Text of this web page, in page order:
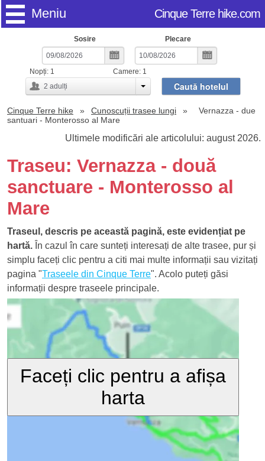
Meniu Cinque Terre hike.com
Sosire Plecare
2 adulți
Nopți: 1 Camere: 1
Caută hotelul
Cinque Terre hike Cunoscuții trasee lungi
Vernazza - due
santuari - Monterosso al Mare
Ultimele modificări ale articolului: august 2026.
Traseu: Vernazza - două
sanctuare - Monterosso al
Mare
Traseul, descris pe această pagină, este evidențiat pe
hartă. În cazul în care sunteți interesați de alte trasee, pur și
simplu faceți clic pentru a citi mai multe informații sau vizitați
pagina "Traseele din Cinque Terre". Acolo puteți găsi
informații despre traseele principale.
Faceți clic pentru a afișa
harta